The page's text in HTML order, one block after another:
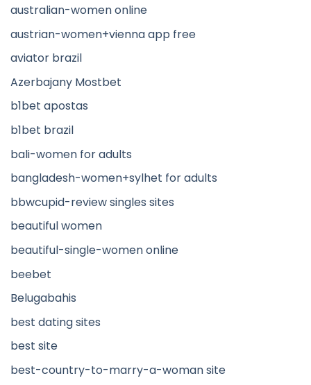
australian-women online
austrian-women+vienna app free
aviator brazil
Azerbajany Mostbet
b1bet apostas
b1bet brazil
bali-women for adults
bangladesh-women+sylhet for adults
bbwcupid-review singles sites
beautiful women
beautiful-single-women online
beebet
Belugabahis
best dating sites
best site
best-country-to-marry-a-woman site